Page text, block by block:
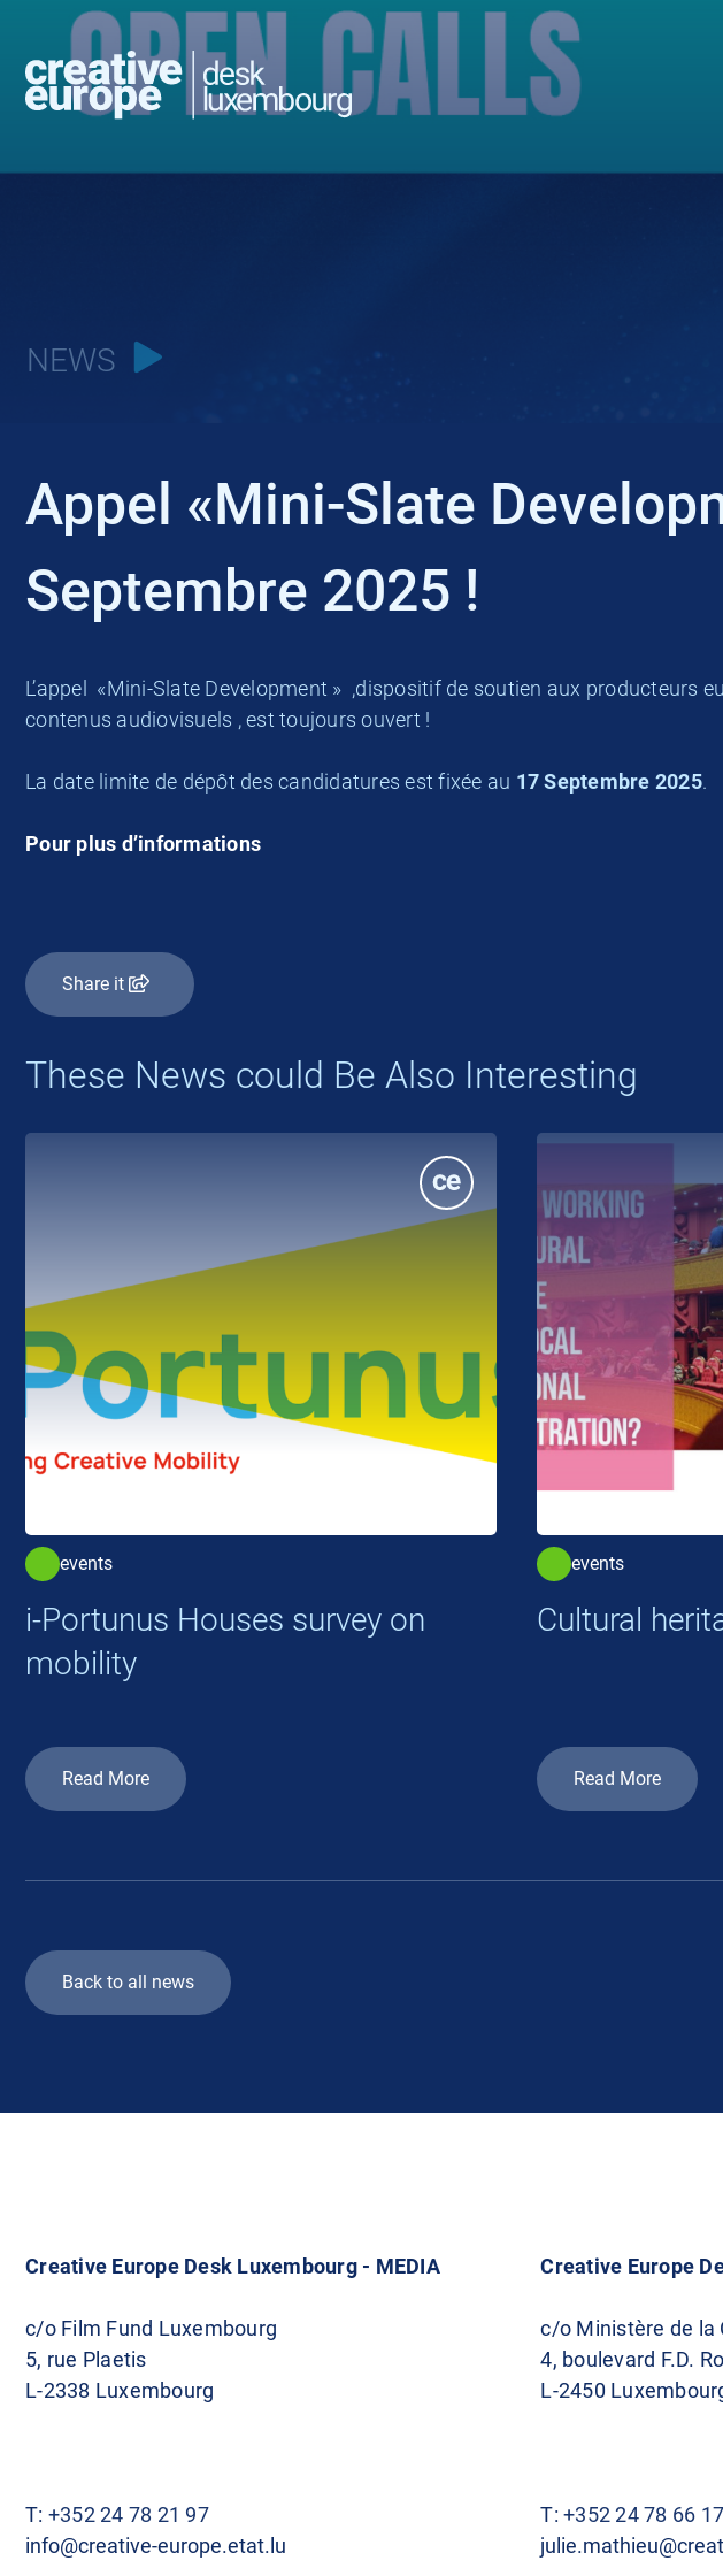
NEWS
Appel «Mini-Slate
Septembre 2025 !
L’appel «Mini-Slate Development » ,dispositif de soutien aux producteurs
contenus audiovisuels , est toujours ouvert !
La date limite de dépôt des candidatures est fixée au 17 Septembre 2025.
Pour plus d’informations
Share it
These News could Be Also Interesting
events
i-Portunus Houses survey on
mobility
Read More
events
Cultural
Read More
Back to all news
Creative Europe Desk Luxembourg - MEDIA
c/o Film Fund Luxembourg
5, rue Plaetis
L-2338 Luxembourg
T: +352 24 78 21 97
info@creative-europe.etat.lu
Creative Europe
c/o Ministère de la
4, boulevard F.D.
L-2450
T:+352 24 78 66 17